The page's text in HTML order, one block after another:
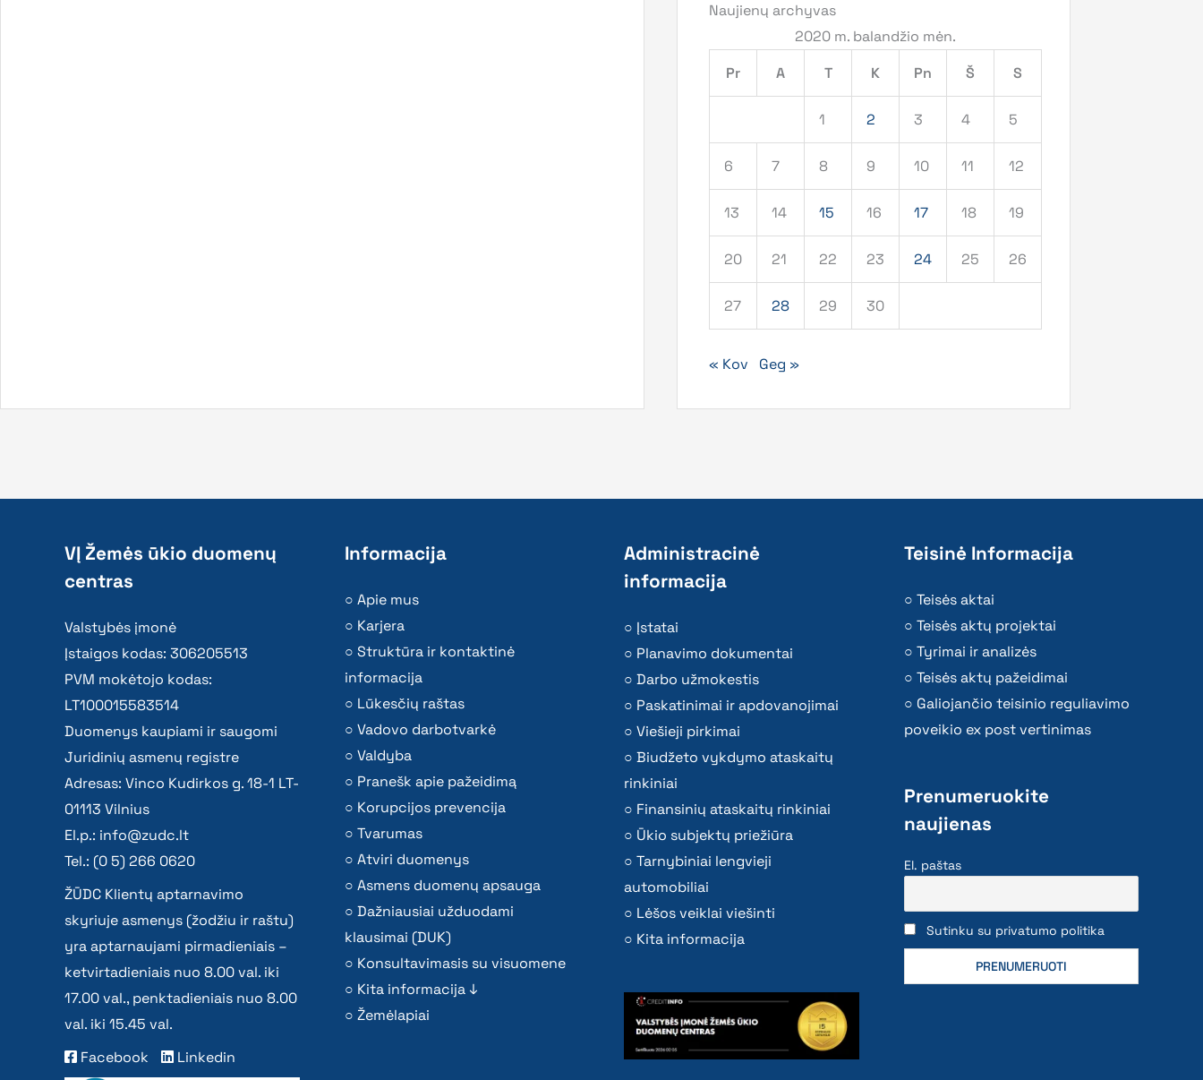
Naujienų archyvas
2020 m. balandžio mėn.
Pr
A T K Pn Š S
1 2 3 4 5
6 7 8 9 10 11 12
13 14 15 16 17 18 19
20 21 22 23 24 25 26
27 28 29 30
« Kov Geg »
VĮ Žemės ūkio duomenų
centras
Valstybės įmonė
Įstaigos kodas: 306205513
PVM mokėtojo kodas:
LT100015583514
Duomenys kaupiami ir saugomi
Juridinių asmenų registre
Adresas: Vinco Kudirkos g. 18-1 LT-
01113 Vilnius
El.p.: info@zudc.lt
Tel.: (0 5) 266 0620
ŽŪDC Klientų aptarnavimo
skyriuje asmenys (žodžiu ir raštu)
yra aptarnaujami pirmadieniais –
ketvirtadieniais nuo 8.00 val. iki
17.00 val., penktadieniais nuo 8.00
val. iki 15.45 val.
Facebook
Linkedin
Informacija
Apie mus
Karjera
Struktūra ir kontaktinė
informacija
Lūkesčių raštas
Vadovo darbotvarkė
Valdyba
Pranešk apie pažeidimą
Korupcijos prevencija
Tvarumas
Atviri duomenys
Asmens duomenų apsauga
Dažniausiai užduodami
klausimai (DUK)
Konsultavimasis su visuomene
Kita informacija ↓
Žemėlapiai
Administracinė
informacija
Įstatai
Planavimo dokumentai
Darbo užmokestis
Paskatinimai ir apdovanojimai
Viešieji pirkimai
Biudžeto vykdymo ataskaitų
rinkiniai
Finansinių ataskaitų rinkiniai
Ūkio subjektų priežiūra
Tarnybiniai lengvieji
automobiliai
Lėšos veiklai viešinti
Kita informacija
Teisinė Informacija
Teisės aktai
Teisės aktų projektai
Tyrimai ir analizės
Teisės aktų pažeidimai
Galiojančio teisinio reguliavimo
poveikio ex post vertinimas
Prenumeruokite
naujienas
El. paštas
Sutinku su privatumo politika